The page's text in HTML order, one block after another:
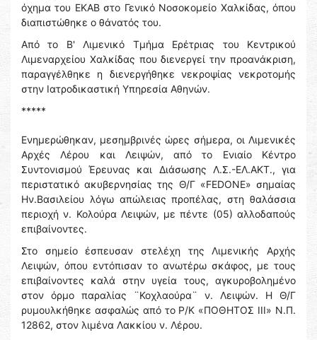
όχημα του ΕΚΑΒ στο Γενικό Νοσοκομείο Χαλκίδας, όπου
διαπιστώθηκε ο θάνατός του.
Από το Β' Λιμενικό Τμήμα Ερέτριας του Κεντρικού
Λιμεναρχείου Χαλκίδας που διενεργεί την προανάκριση,
παραγγέλθηκε η διενεργήθηκε νεκροψίας νεκροτομής
στην Ιατροδικαστική Υπηρεσία Αθηνών.
*****
Ενημερώθηκαν, μεσημβρινές ώρες σήμερα, οι Λιμενικές
Αρχές Λέρου και Λειψών, από το Ενιαίο Κέντρο
Συντονισμού Έρευνας και Διάσωσης Λ.Σ.-ΕΛ.ΑΚΤ., για
περιστατικό ακυβερνησίας της Θ/Γ «FEDONE» σημαίας
Hν.Βασιλείου λόγω απώλειας προπέλας, στη θαλάσσια
περιοχή ν. Κολούρα Λειψών, με πέντε (05) αλλοδαπούς
επιβαίνοντες.
Στο σημείο έσπευσαν στελέχη της Λιμενικής Αρχής
Λειψών, όπου εντόπισαν το ανωτέρω σκάφος, με τους
επιβαίνοντες καλά στην υγεία τους, αγκυροβολημένο
στον όρμο παραλίας ¨Κοχλαούρα¨ ν. Λειψών. Η Θ/Γ
ρυμουλκήθηκε ασφαλώς από το Ρ/Κ «ΠΟΘΗΤΟΣ ΙΙΙ» Ν.Π.
12862, στον λιμένα Λακκίου ν. Λέρου.